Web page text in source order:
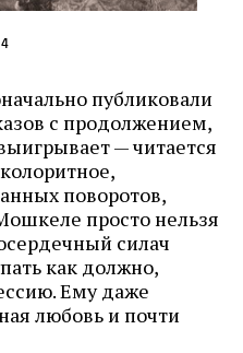
публиковали
с продолжением,
— читается
поворотов,
просто нельзя
силач
как должно,
Ему даже
любовь и почти